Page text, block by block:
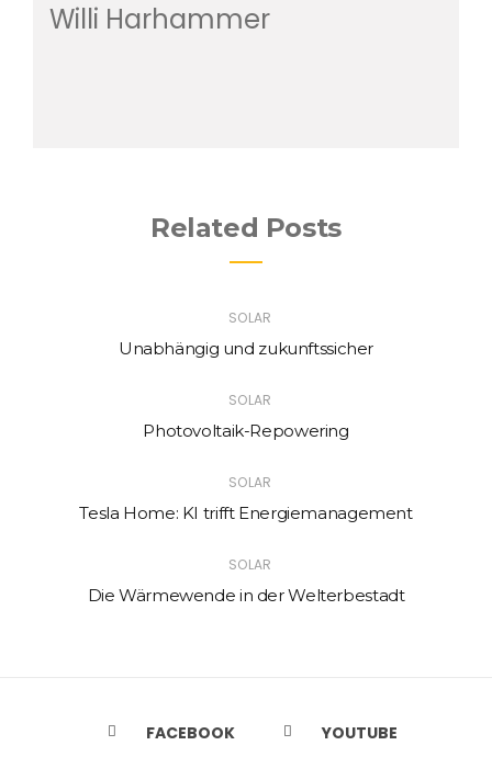
Willi Harhammer
Related Posts
SOLAR
Unabhängig und zukunftssicher
SOLAR
Photovoltaik-Repowering
SOLAR
Tesla Home: KI trifft Energiemanagement
SOLAR
Die Wärmewende in der Welterbestadt
FACEBOOK YOUTUBE